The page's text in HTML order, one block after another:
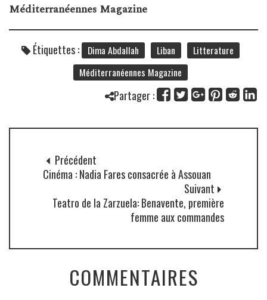
Méditerranéennes Magazine
Étiquettes : Dima Abdallah Liban
Litterature
Méditerranéennes Magazine
Partager :
Précédent
Cinéma : Nadia Fares consacrée à Assouan
Suivant
Teatro de la Zarzuela: Benavente, première
femme aux commandes
COMMENTAIRES